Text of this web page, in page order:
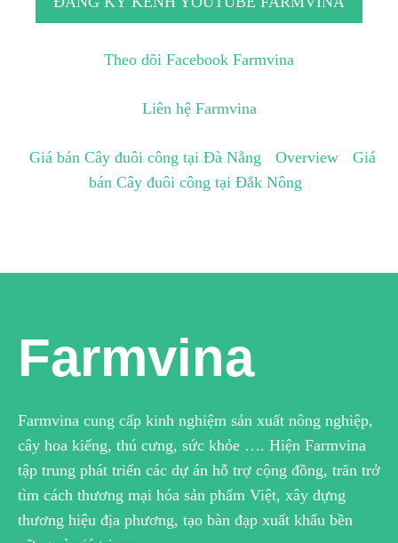
Theo dõi Facebook Farmvina
Liên hệ Farmvina
Giá bán Cây đuôi công tại Đà Nẵng Overview
Giá
bán Cây đuôi công tại Đắk Nông
Farmvina
Farmvina cung cấp kinh nghiệm sản xuất nông nghiệp,
cây hoa kiểng, thú cưng, sức khỏe …. Hiện Farmvina
tập trung phát triển các dự án hỗ trợ cộng đồng, trăn trở
tìm cách thương mại hóa sản phẩm Việt, xây dựng
thương hiệu địa phương, tạo bàn đạp xuất khẩu bền